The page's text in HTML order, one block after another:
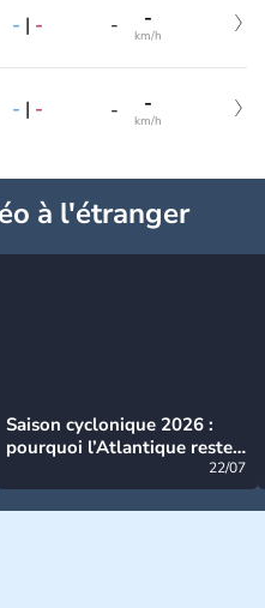
- | - - -
km/h
- | - - -
km/h
à l'étranger
Saison cyclonique 2026 :
pourquoi l’Atlantique reste
22/07